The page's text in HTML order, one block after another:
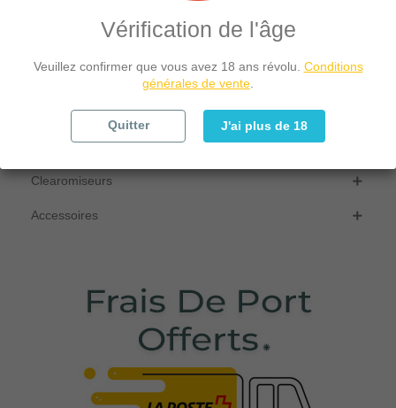
Accueil
Pack Complet
Batteries
Clearomiseurs 
Accessoires 
Vérification de l'âge
Veuillez confirmer que vous avez 18 ans révolu. Conditions
générales de vente
Quitter J'ai plus de 18